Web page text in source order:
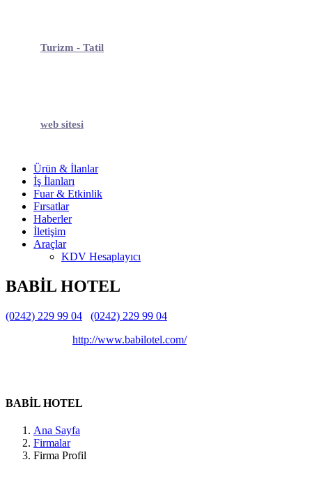
Turizm - Tatil
web sitesi
Ürün & İlanlar
İş İlanları
Fuar & Etkinlik
Fırsatlar
Haberler
İletişim
Araçlar
KDV Hesaplayıcı
BABİL HOTEL
(0242) 229 99 04 (0242) 229 99 04
http://www.babilotel.com/
BABİL HOTEL
Ana Sayfa
Firmalar
Firma Profil